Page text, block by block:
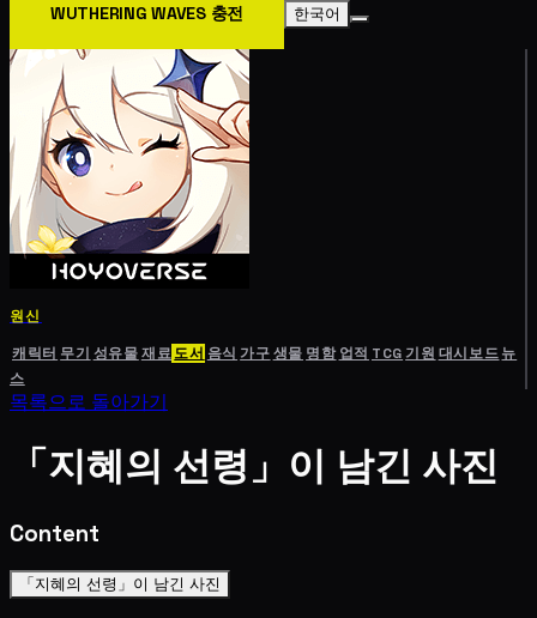
WUTHERING WAVES 충전 한국어
원신
캐릭터 무기 성유물재료도서 음식 가구생물 명함 업적 TCG기원 대시보드뉴
스
목록으로 돌아가기
「지혜의 선령」이 남긴 사진
Content
「지혜의 선령」이 남긴 사진